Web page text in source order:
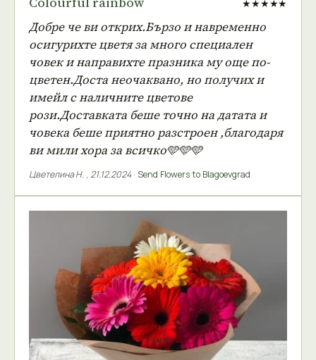
★★★★★
Добре че ви открих.Бързо и навременно
осигурихте цветя за много специален
човек и направихте празника му още по-
цветен.Доста неочаквано, но получих и
имейл с наличните цветове
рози.Доставката беше точно на датата и
човека беше приятно разстроен ,благодаря
ви мили хора за всичко🩵🩵🩵
Цветелина Н. , 21.12.2024· Send Flowers to Blagoevgrad